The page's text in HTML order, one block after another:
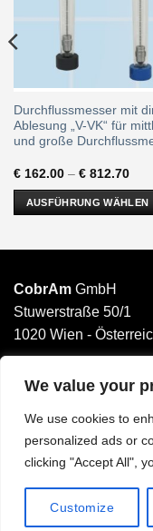
We value your
We use cookies to
personalized ads or
clicking "Accept All",
Customize
Durchflussmesser mit
Ablesung „V-VK“ für
und große
€162.00– €812.70
AUSFÜHRUNG WÄHLEN
mehrere
auf.
Die
Optionen
auf
der
Produktseite
gewählt
werden
CobrAm GmbH
Stuwerstraße 50/1
1020 Wien -
Email:
Impressum
AGB
Datenschutzerklärung
Copyright